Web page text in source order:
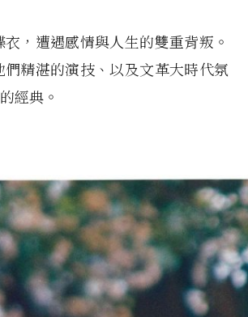
，遭遇感情與人生的雙重背叛。
精湛的演技、以及文革大時代氛
經典。